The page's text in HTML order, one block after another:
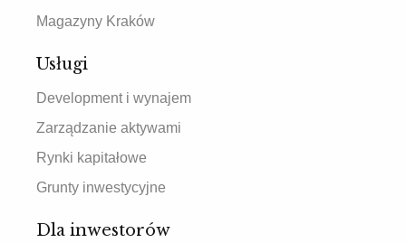
Magazyny Kraków
Usługi
Development i wynajem
Zarządzanie aktywami
Rynki kapitałowe
Grunty inwestycyjne
Dla inwestorów